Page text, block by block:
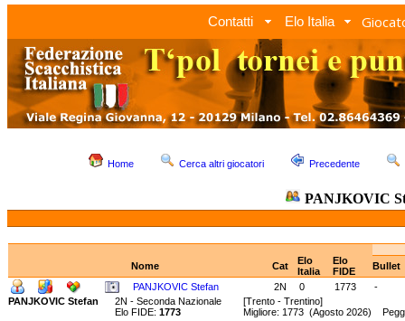
Contatti Elo Italia
Home Cerca altri giocatori Precedente
PANJKOVIC
Nome Cat
Elo
Italia
Elo
FIDE
Bullet
PANJKOVIC Stefan
2N 0 1773
-
PANJKOVIC Stefan
2N - Seconda Nazionale [Trento - Trentino]
Elo FIDE: 1773 Migliore: 1773 (Agosto 2026)